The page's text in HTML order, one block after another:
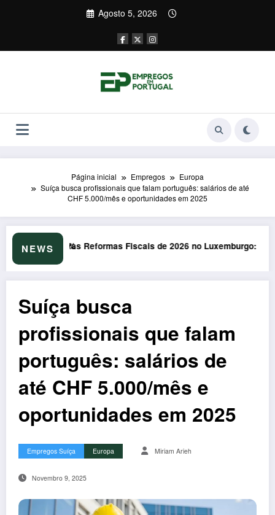
Agosto 5, 2026
Página inicial Empregos
Europa
Suíça busca profissionais que falam português: salários de até
CHF 5.000/mês e oportunidades em 2025
NEWS
2026 no Luxemburgo: Impacto Surpreendente nos Portugueses
Formação em Soft Skills
Suíça busca
profissionais que falam
português: salários de
até CHF 5.000/mês e
oportunidades em 2025
Empregos Suíça Europa Miriam Arieh
Novembro 9, 2025